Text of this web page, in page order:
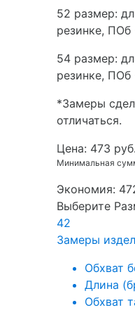
52 размер:
резинке,
54 размер:
резинке,
*Замеры
отличаться.
Цена: 473 руб.
Минимальная
Экономия:
Выберите
42
Замеры
Обхват
Длина
Обхват